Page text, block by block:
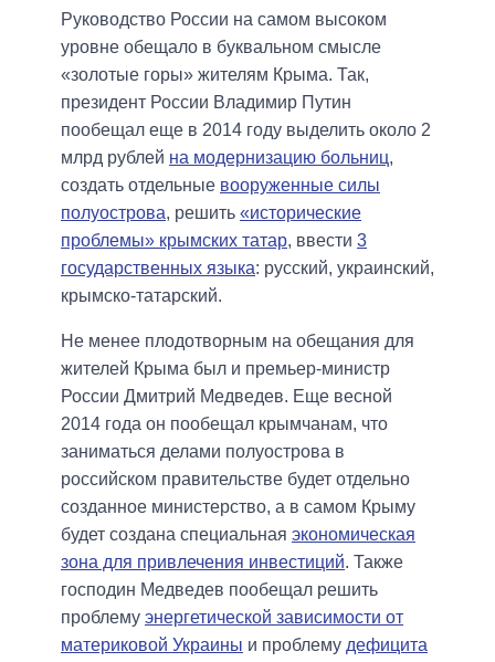
Руководство России на самом высоком
уровне обещало в буквальном смысле
«золотые горы» жителям Крыма. Так,
президент России Владимир Путин
пообещал еще в 2014 году выделить около 2
млрд рублей на модернизацию больниц,
создать отдельные вооруженные силы
полуострова, решить «исторические
проблемы» крымских татар, ввести 3
государственных языка: русский, украинский,
крымско-татарский.
Не менее плодотворным на обещания для
жителей Крыма был и премьер-министр
России Дмитрий Медведев. Еще весной
2014 года он пообещал крымчанам, что
заниматься делами полуострова в
российском правительстве будет отдельно
созданное министерство, а в самом Крыму
будет создана специальная экономическая
зона для привлечения инвестиций. Также
господин Медведев пообещал решить
проблему энергетической зависимости от
материковой Украины и проблему дефицита